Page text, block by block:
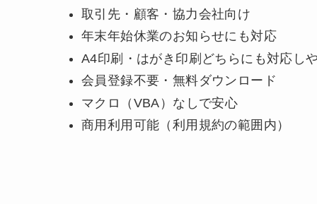
取引先・顧客・協力会社向け
年末年始休業のお知らせにも対応
A4印刷・はがき印刷どちらにも対応し
会員登録不要・無料ダウンロード
マクロ（VBA）なしで安心
商用利用可能（利用規約の範囲内）